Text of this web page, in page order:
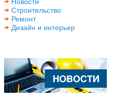
Строительство
Ремонт
Дизайн и интерьер